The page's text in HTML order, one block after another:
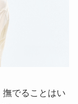
でることはい